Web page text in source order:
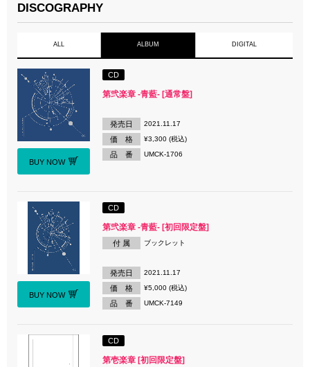
DISCOGRAPHY
ALL ALBUM DIGITAL
BUY NOW
CD
第弐楽章 -青藍- [通常盤]
発売日 2021.11.17
価 格 ¥3,300 (税込)
品 番 UMCK-1706
BUY NOW
CD
第弐楽章 -青藍- [初回限定盤]
付 属 ブックレット
発売日 2021.11.17
価 格 ¥5,000 (税込)
品 番 UMCK-7149
CD
第壱楽章 [初回限定盤]